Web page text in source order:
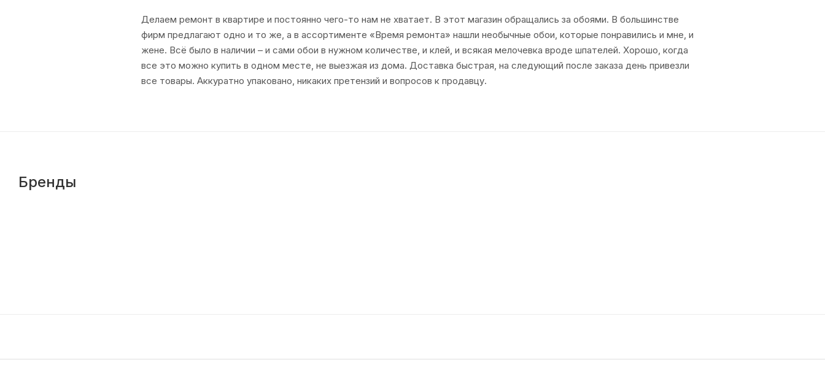
Делаем ремонт в квартире и постоянно чего-то нам не хватает. В этот магазин обращались за обоями. В большинстве
фирм предлагают одно и то же, а в ассортименте «Время ремонта» нашли необычные обои, которые понравились и мне, и
жене. Всё было в наличии – и сами обои в нужном количестве, и клей, и всякая мелочевка вроде шпателей. Хорошо, когда
все это можно купить в одном месте, не выезжая из дома. Доставка быстрая, на следующий после заказа день привезли
все товары. Аккуратно упаковано, никаких претензий и вопросов к продавцу.
Бренды